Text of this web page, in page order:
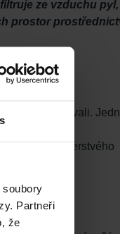
Partneři
že
ze vzduchu pyl,
prostor
řádně udržovali.
i bakterie, z čerstvého
domov.